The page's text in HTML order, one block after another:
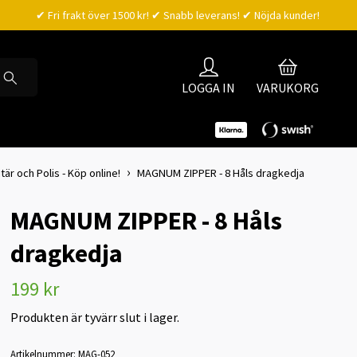
✔ Fri frakt över 1500 kr! ✔ Snabb leverans! ✔ Nöjda kunder!
LOGGA IN VARUKORG
och Polis - Köp online! MAGNUM ZIPPER - 8 Håls dragkedja
MAGNUM ZIPPER - 8 Håls
dragkedja
199 kr
Produkten är tyvärr slut i lager.
Artikelnummer: MAG-052